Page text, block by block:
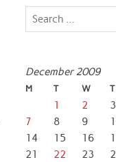
December 2009
M T W T
1 2 3
7
8 9
14
15 16
21
22 23